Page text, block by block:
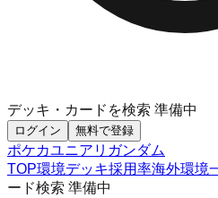
デッキ・カードを検索 準備中
ログイン 無料で登録
ポケカユニアリ ガンダム
TOP環境デッキ採用率海外環境
ード検索 準備中